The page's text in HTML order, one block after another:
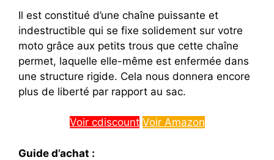
Il est constitué d’une chaîne puissante et
indestructible qui se fixe solidement sur votre
moto grâce aux petits trous que cette chaîne
permet, laquelle elle-même est enfermée dans
une structure rigide. Cela nous donnera encore
plus de liberté par rapport au sac.
Voir cdiscount Voir Amazon
Guide d’achat :